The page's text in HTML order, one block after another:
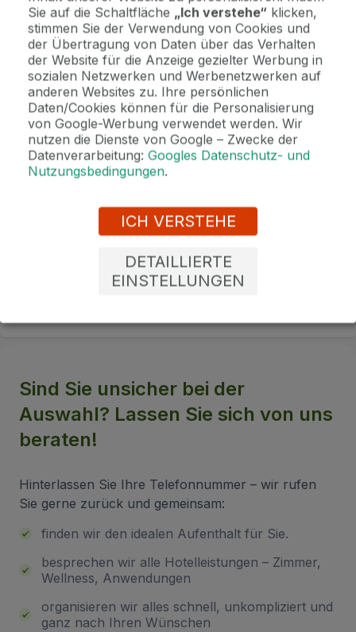
Wichtige Informationen
Kontaktdaten. Unterkunftsbedingungen und andere...
Als Geschenk kaufen
Machen Sie Freude mit einem Geschenkvoucher
Jetzt bezahlen Sie gar nichts.
2 Gründe, bei uns zu buchen
Bonus zur Buchung
Sind Sie unsicher bei der
Auswahl? Lassen Sie sich von uns
beraten!
Hinterlassen Sie Ihre Telefonnummer – wir rufen
Sie gerne zurück und gemeinsam:
finden wir den idealen Aufenthalt für Sie.
besprechen wir alle Hotelleistungen – Zimmer,
Wellness, Anwendungen
organisieren wir alles schnell, unkompliziert und
ganz nach Ihren Wünschen
Sie auf die Schaltfläche „Ich verstehe“ klicken,
stimmen Sie der Verwendung von Cookies und
der Übertragung von Daten über das Verhalten
der Website für die Anzeige gezielter Werbung in
sozialen Netzwerken und Werbenetzwerken auf
anderen Websites zu. Ihre persönlichen
Daten/Cookies können für die Personalisierung
von Google-Werbung verwendet werden. Wir
nutzen die Dienste von Google – Zwecke der
Datenverarbeitung: Googles Datenschutz- und
Nutzungsbedingungen.
DETAILLIERTE
EINSTELLUNGEN
ICH VERSTEHE